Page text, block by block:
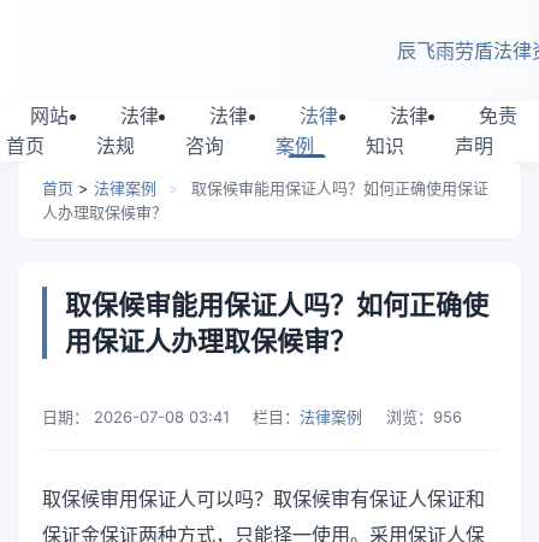
辰飞雨劳盾法律
网站
首页
法律
法规
法律
咨询
法律
案例
法律
知识
免责
声明
首页 > 法律案例 >
取保候审能用保证人吗？如何正确使用保证
人办理取保候审？
取保候审能用保证人吗？如何正确使
用保证人办理取保候审？
日期： 2026-07-08 03:41 栏目： 法律案例 浏览： 956
取保候审用保证人可以吗？取保候审有保证人保证和
保证金保证两种方式，只能择一使用。采用保证人保